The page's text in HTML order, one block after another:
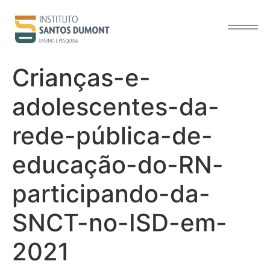
conteúdo
Crianças-e-
adolescentes-da-
rede-pública-de-
educação-do-RN-
participando-da-
SNCT-no-ISD-em-
2021